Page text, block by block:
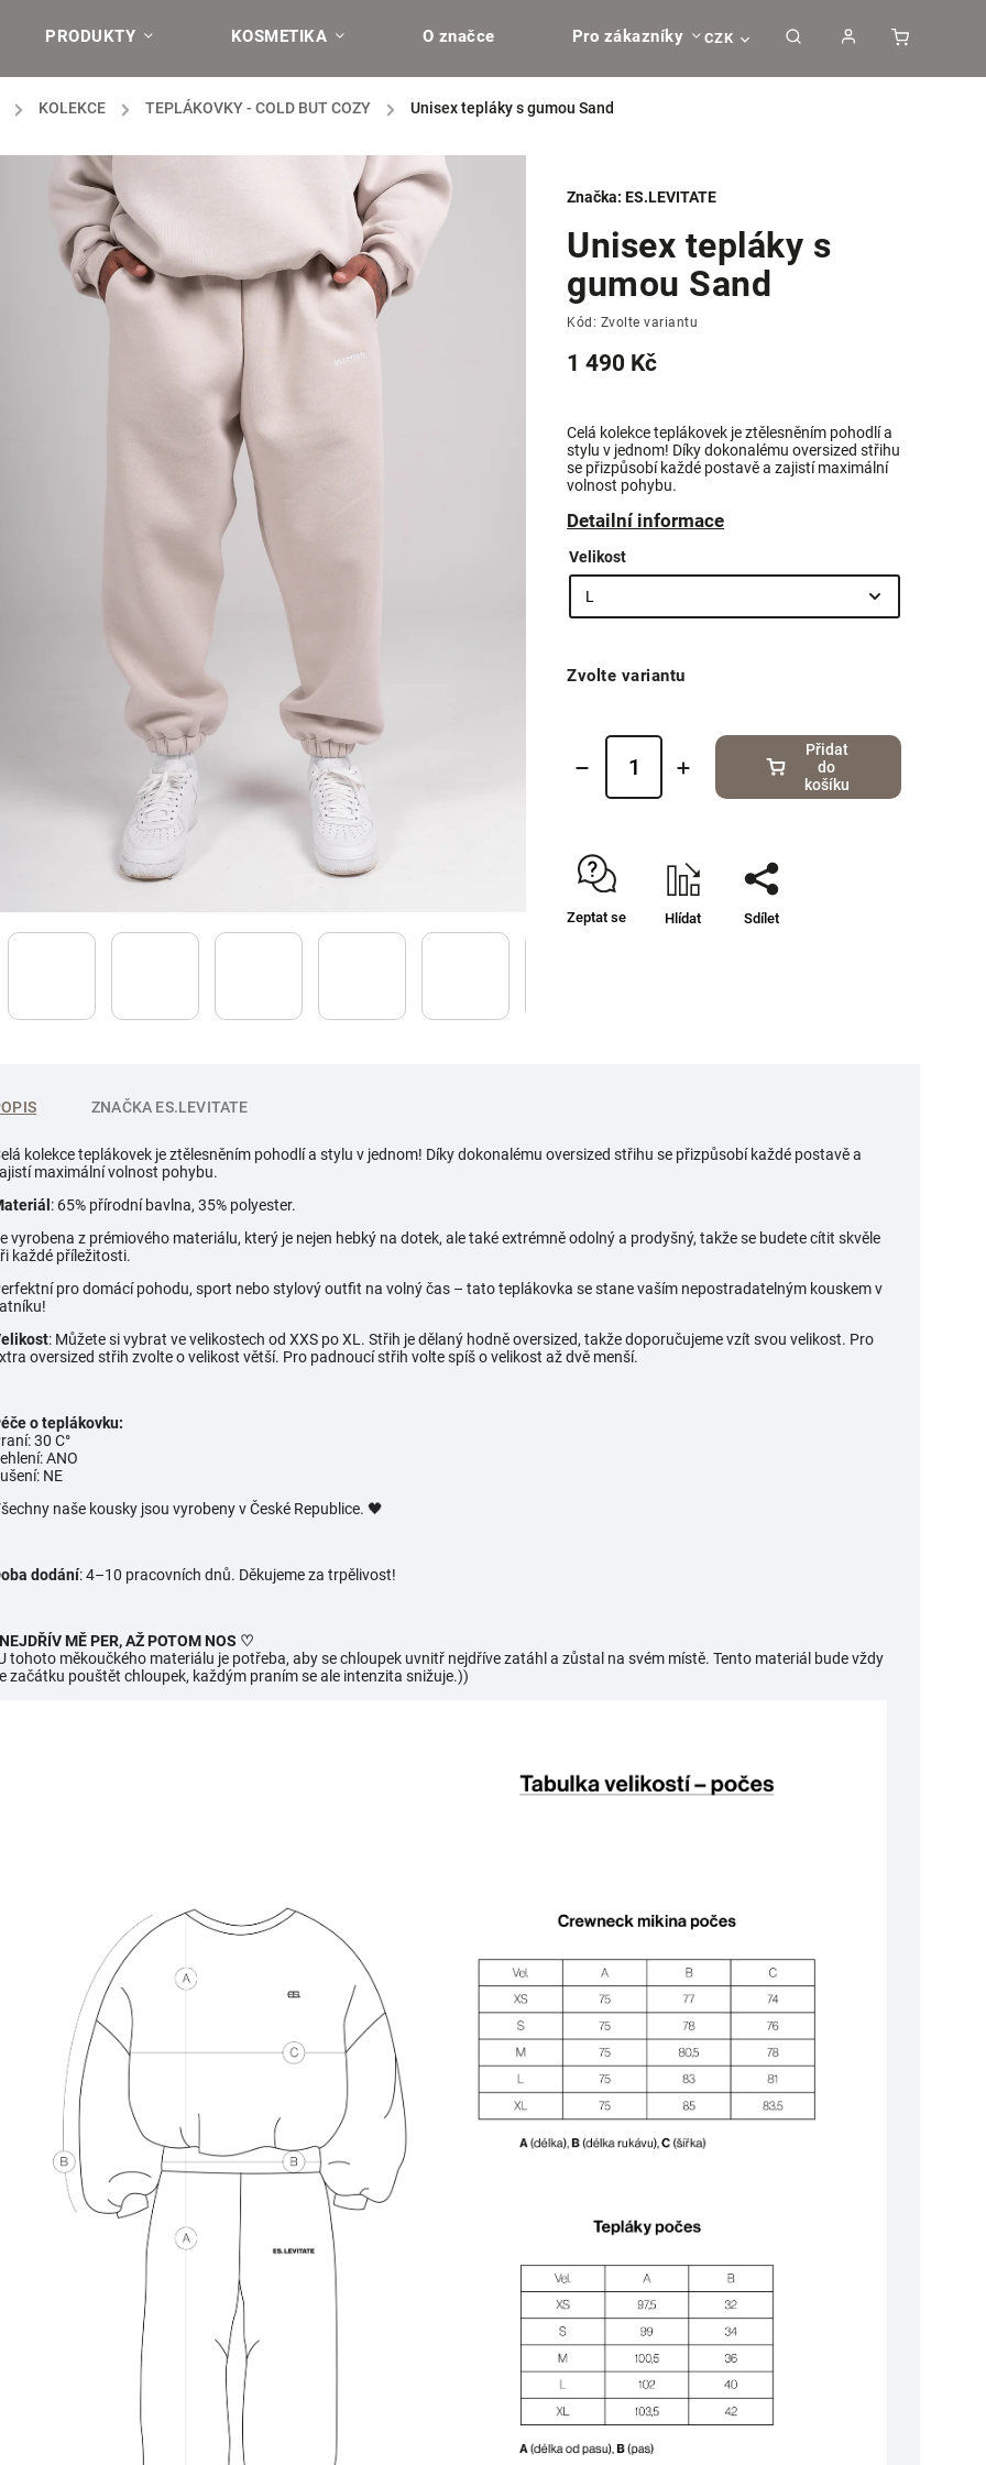
CZK
PRODUKTY KOSMETIKA O značce Pro zákazníky
/ KOLEKCE / TEPLÁKOVKY - COLD BUT COZY / Unisex tepláky s gumou Sand
Unisex tepláky s
gumou Sand
Kód: Zvolte variantu
1 490 Kč
Celá kolekce teplákovek je ztělesněním pohodlí a
stylu v jednom! Díky dokonalému oversized střihu
se přizpůsobí každé postavě a zajistí maximální
volnost pohybu.
Detailní informace
Značka:ES.LEVITATE
Velikost
Zvolte variantu
Přidat
do
košíku
Zeptat se Hlídat Sdílet
ZNAČKA ES.LEVITATE
kolekce teplákovek je ztělesněním pohodlí a stylu v jednom! Díky dokonalému oversized střihu se přizpůsobí každé postavě a
maximální volnost pohybu.
: 65% přírodní bavlna, 35% polyester.
vyrobena z prémiového materiálu, který je nejen hebký na dotek, ale také extrémně odolný a prodyšný, takže se budete cítit skvěle
každé příležitosti.
pro domácí pohodu, sport nebo stylový outfit na volný čas – tato teplákovka se stane vaším nepostradatelným kouskem v
: Můžete si vybrat ve velikostech od XXS po XL. Střih je dělaný hodně oversized, takže doporučujeme vzít svou velikost. Pro
oversized střih zvolte o velikost větší. Pro padnoucí střih volte spíš o velikost až dvě menší.
o teplákovku:
30 C°
ANO
NE
naše kousky jsou vyrobeny v České Republice. 🖤
dodání: 4–10 pracovních dnů. Děkujeme za trpělivost!
MĚ PER, AŽ POTOM NOS ♡
tohoto měkoučkého materiálu je potřeba, aby se chloupek uvnitř nejdříve zatáhl a zůstal na svém místě. Tento materiál bude vždy
začátku pouštět chloupek, každým praním se ale intenzita snižuje.))